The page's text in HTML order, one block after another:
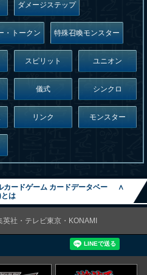
ダメージステップ
・トークン 特殊召喚モンスター
スピリット ユニオン
儀式 シンクロ
リンク モンスター
ードゲーム カードデータベー
とは
∧
社・テレビ東京・KONAMI